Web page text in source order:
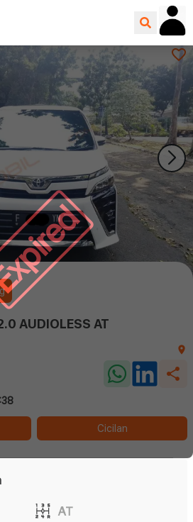
VOXY 2.0 AUDIOLESS AT
Cicilan
AT